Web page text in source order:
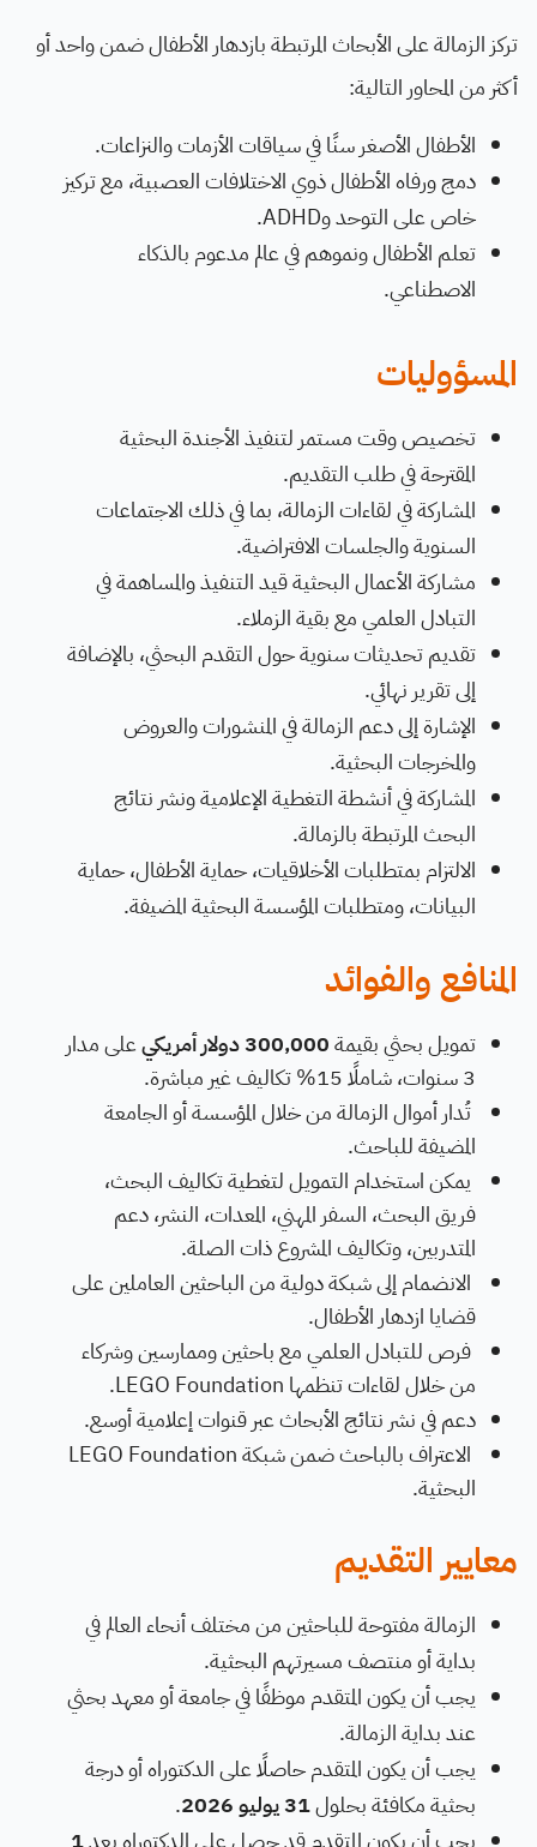
تركز الزمالة على الأبحاث المرتبطة بازدهار الأطفال ضمن واحد أو
أكثر من المحاور التالية:
الأطفال الأصغر سنًا في سياقات الأزمات والنزاعات.
دمج ورفاه الأطفال ذوي الاختلافات العصبية، مع تركيز
خاص على التوحد وADHD.
تعلم الأطفال ونموهم في عالم مدعوم بالذكاء
الاصطناعي.
المسؤوليات
تخصيص وقت مستمر لتنفيذ الأجندة البحثية
المقترحة في طلب التقديم.
المشاركة في لقاءات الزمالة، بما في ذلك الاجتماعات
السنوية والجلسات الافتراضية.
مشاركة الأعمال البحثية قيد التنفيذ والمساهمة في
التبادل العلمي مع بقية الزملاء.
تقديم تحديثات سنوية حول التقدم البحثي، بالإضافة
إلى تقرير نهائي.
الإشارة إلى دعم الزمالة في المنشورات والعروض
والمخرجات البحثية.
المشاركة في أنشطة التغطية الإعلامية ونشر نتائج
البحث المرتبطة بالزمالة.
الالتزام بمتطلبات الأخلاقيات، حماية الأطفال، حماية
البيانات، ومتطلبات المؤسسة البحثية المضيفة.
المنافع والفوائد
تمويل بحثي بقيمة300,000 دولار أمريكي
على مدار
3 سنوات، شاملًا 15% تكاليف غير مباشرة.
تُدار أموال الزمالة من خلال المؤسسة أو الجامعة
المضيفة للباحث.
يمكن استخدام التمويل لتغطية تكاليف البحث،
فريق البحث، السفر المهني، المعدات، النشر، دعم
المتدربين، وتكاليف المشروع ذات الصلة.
الانضمام إلى شبكة دولية من الباحثين العاملين على
قضايا ازدهار الأطفال.
فرص للتبادل العلمي مع باحثين وممارسين وشركاء
من خلال لقاءات تنظمها LEGO Foundation.
دعم في نشر نتائج الأبحاث عبر قنوات إعلامية أوسع.
الاعتراف بالباحث ضمن شبكة LEGO Foundation
البحثية.
معايير التقديم
الزمالة مفتوحة للباحثين من مختلف أنحاء العالم في
بداية أو منتصف مسيرتهم البحثية.
يجب أن يكون المتقدم موظفًا في جامعة أو معهد بحثي
عند بداية الزمالة.
يجب أن يكون المتقدم حاصلًا على الدكتوراه أو درجة
بحثية مكافئة بحلول31 يوليو 2026
.
يجب أن يكون المتقدم قد حصل على الدكتوراه بعد1